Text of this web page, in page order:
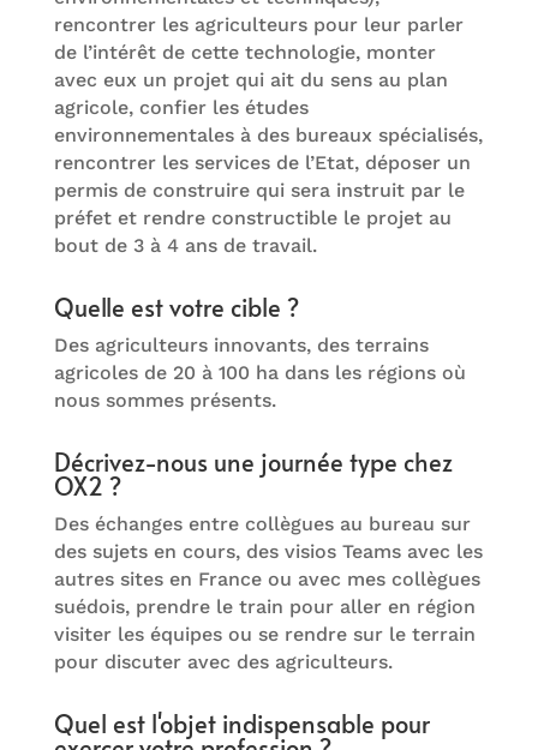
rencontrer les agriculteurs pour leur parler
de l’intérêt de cette technologie, monter
avec eux un projet qui ait du sens au plan
agricole, confier les études
environnementales à des bureaux spécialisés,
rencontrer les services de l’Etat, déposer un
permis de construire qui sera instruit par le
préfet et rendre constructible le projet au
bout de 3 à 4 ans de travail.
Quelle est votre cible ?
Des agriculteurs innovants, des terrains
agricoles de 20 à 100 ha dans les régions où
nous sommes présents.
Décrivez-nous une journée type chez
OX2 ?
Des échanges entre collègues au bureau sur
des sujets en cours, des visios Teams avec les
autres sites en France ou avec mes collègues
suédois, prendre le train pour aller en région
visiter les équipes ou se rendre sur le terrain
pour discuter avec des agriculteurs.
Quel est l'objet indispensable pour